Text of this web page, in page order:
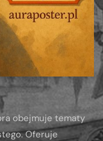
obejmuje tematy
Oferuje